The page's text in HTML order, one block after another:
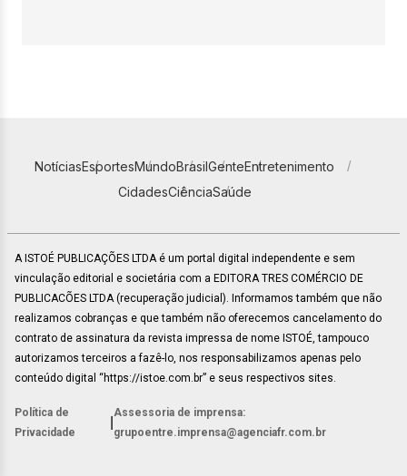
NotíciasEsportesMundoBrasilGenteEntretenimento
CidadesCiênciaSaúde
A ISTOÉ PUBLICAÇÕES LTDA é um portal digital independente e sem
vinculação editorial e societária com a EDITORA TRES COMÉRCIO DE
PUBLICACÕES LTDA (recuperação judicial). Informamos também que não
realizamos cobranças e que também não oferecemos cancelamento do
contrato de assinatura da revista impressa de nome ISTOÉ, tampouco
autorizamos terceiros a fazê-lo, nos responsabilizamos apenas pelo
conteúdo digital “https://istoe.com.br” e seus respectivos sites.
Política de
Privacidade
Assessoria de imprensa:
grupoentre.imprensa@agenciafr.com.br